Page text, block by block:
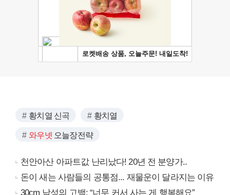
황치열 신곡 황치열
와우넷 오늘장전략
천안아산 아파트값 난리났다! 20년 전 분양가..
돈이 새는 사람들의 공통점... 재물운이 달라지는 이유
30cm 남성의 고백: “너무 커서 사는 게 행복해요”